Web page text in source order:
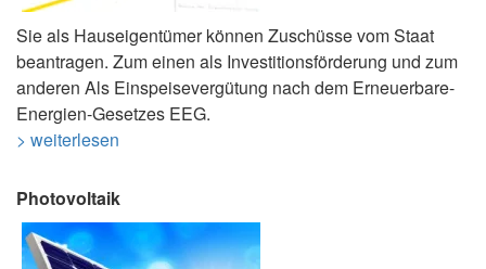
Sie als Hauseigentümer können Zuschüsse vom Staat
beantragen. Zum einen als Investitionsförderung und zum
anderen Als Einspeisevergütung nach dem Erneuerbare-
Energien-Gesetzes EEG.
> weiterlesen
Photovoltaik